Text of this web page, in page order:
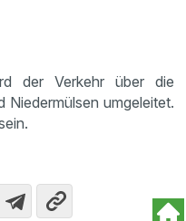
der Verkehr über die
Niedermülsen umgeleitet.